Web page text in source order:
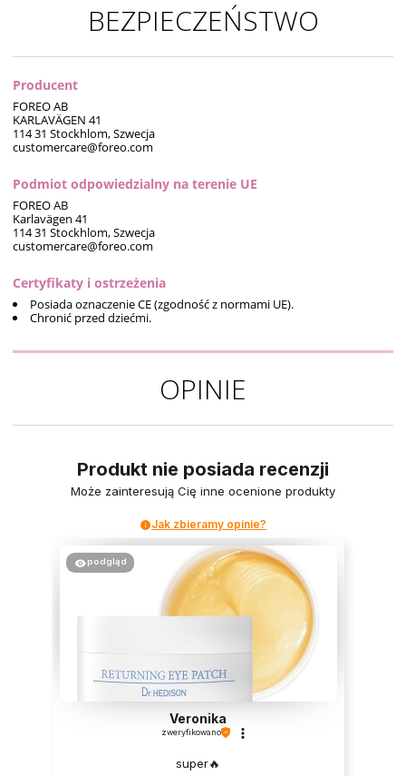
BEZPIECZEŃSTWO
Producent
FOREO AB
KARLAVÄGEN 41
114 31 Stockhlom, Szwecja
customercare@foreo.com
Podmiot odpowiedzialny na terenie UE
FOREO AB
Karlavägen 41
114 31 Stockhlom, Szwecja
customercare@foreo.com
Certyfikaty i ostrzeżenia
Posiada oznaczenie CE (zgodność z normami UE).
Chronić przed dziećmi.
OPINIE
Produkt nie posiada recenzji
Może zainteresują Cię inne ocenione produkty
Jak zbieramy opinie?
podgląd
Veronika
zweryfikowano
super🔥